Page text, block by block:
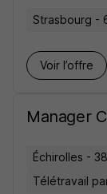
Strasbourg -
Voir l’offre
Manager
Échirolles - 38
Télétravail